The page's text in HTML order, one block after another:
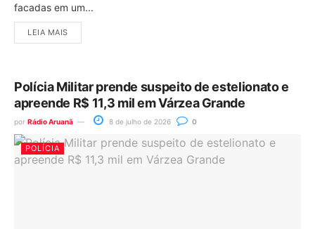
facadas em um...
LEIA MAIS
Polícia Militar prende suspeito de estelionato e
apreende R$ 11,3 mil em Várzea Grande
por Rádio Aruanã 8 de julho de 2026 0
POLÍCIA